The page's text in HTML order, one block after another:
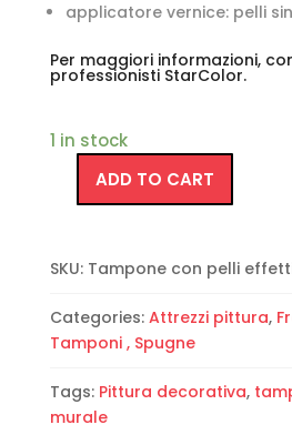
applicatore vernice: pelli
Per maggiori informazioni,
professionisti StarColor.
1 in stock
ADD TO CART
SKU: Tampone con pelli
Categories: Attrezzi pittura,
Tamponi , Spugne
Tags: Pittura decorativa,
murale